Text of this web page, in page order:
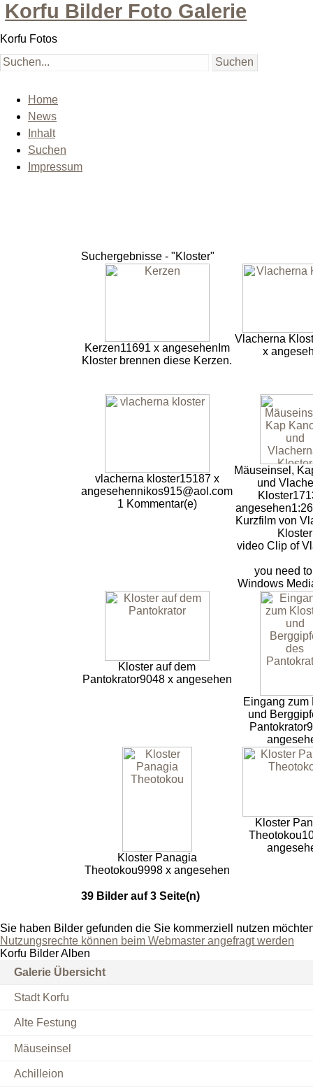
Korfu Bilder Foto Galerie
Korfu Fotos
Home
News
Inhalt
Suchen
Impressum
Suchergebnisse - "Kloster"
Kerzen11691 x angesehen Im
Kloster brennen diese Kerzen.
Vlacherna
x
vlacherna kloster15187 x
angesehennikos915@aol.com
1 Kommentar(e)
Mäuseinsel,
und
Kloster
angesehen
Kurzfilm von
Kloster
video Clip of
you need
Windows
Kloster auf dem
Pantokrator9048 x angesehen
Eingang zum
und
Pantokrator
Kloster Panagia
Theotokou9998 x angesehen
Kloster
Theotokou
39 Bilder auf 3 Seite(n)
Sie haben Bilder gefunden die Sie kommerziell nutzen
Nutzungsrechte können beim Webmaster angefragt werden
Korfu Bilder Alben
Galerie Übersicht
Stadt Korfu
Alte Festung
Mäuseinsel
Achilleion